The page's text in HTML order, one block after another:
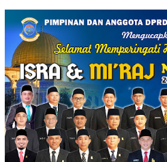
Loncat
konten